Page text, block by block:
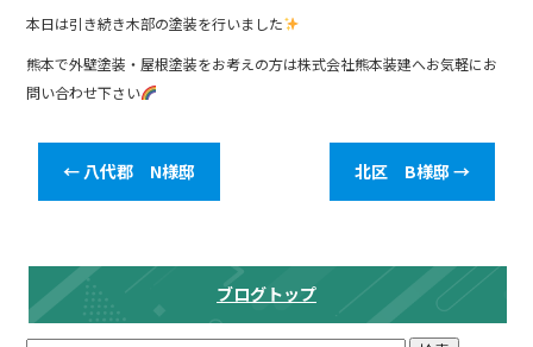
本日は引き続き木部の塗装を行いました
熊本で外壁塗装・屋根塗装をお考えの方は株式会社熊本装建へお気軽にお
問い合わせ下さい
← 八代郡 N様邸 北区 B様邸 →
ブログトップ